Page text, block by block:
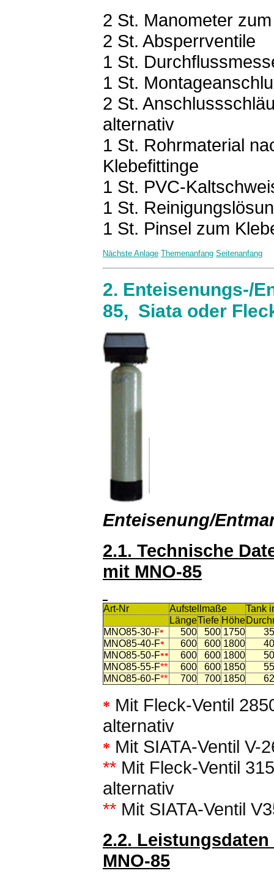
2 St. Manometer
2 St. Absperrventile
1 St.
1 St.
2 St.
alternativ
1 St. Rohrmaterial
Klebefittinge
1 St. PVC-
1 St.
1 St. Pinsel zum
Nächste Anlage Themenanfang Seitenanfang
2. Enteisenungs-/
85, Siata oder
Enteisenung/
2.1. Technische
mit MNO-85
Art-Nr Aufstellmaße
Tank
LängeTiefe Höhe
MNO85-30-F* 500 500 1750
MNO85-40-F* 600 600 1800
MNO85-50-F** 600 600 1800
MNO85-55-F** 600 600 1850
MNO85-60-F** 700 700 1850
* Mit Fleck-Ventil
alternativ
* Mit SIATA-Ventil V-
** Mit Fleck-Ventil
alternativ
** Mit SIATA-Ventil
2.2. Leistungsdaten
MNO-85